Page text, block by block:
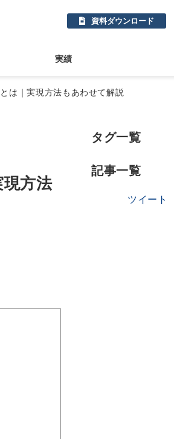
資料ダウンロード
実績
は｜実現方法もあわせて解説
方法
タグ一覧
記事一覧
ツイート